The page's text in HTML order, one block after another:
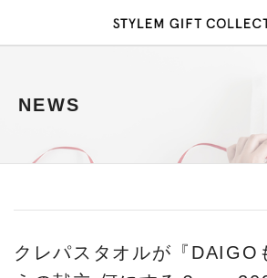
NEWS
クレパスタオルが『DAIGO